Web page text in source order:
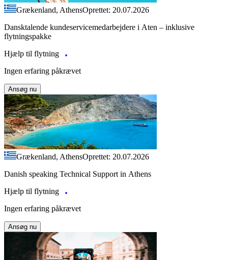
Grækenland, AthensOprettet: 20.07.2026
Dansktalende kundeservicemedarbejdere i Aten – inklusive
flytningspakke
Hjælp til flytning
Ingen erfaring påkrævet
Ansøg nu
Grækenland, AthensOprettet: 20.07.2026
Danish speaking Technical Support in Athens
Hjælp til flytning
Ingen erfaring påkrævet
Ansøg nu